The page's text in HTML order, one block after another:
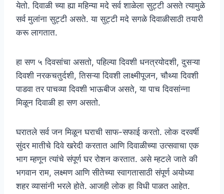
येतो. दिवाळी च्या ह्या महिन्या मदे सर्व शाळेला सुट्टी असते त्यामुळे
सर्व मुलांना सुट्टी असते. या सुट्टी मदे सगळे दिवाळीसाठी तयारी
करू लागतात.
हा सण ५ दिवसांचा असतो, पहिल्या दिवशी धनत्रयोदशी, दुसऱ्या
दिवशी नरकचतुर्दशी, तिसऱ्या दिवशी लाक्ष्मीपूजन, चौथ्या दिवशी
पाडवा तर पाचव्या दिवशी भाऊबीज असते, या पाच दिवसांन्ना
मिळून दिवाळी हा सण असतो.
घरातले सर्व जन मिळून घराची साफ-सफाई करतो. लोक दरवर्षी
सुंदर मातीचे दिवे खरेदी करतात आणि दिवाळीच्या उत्सवाचा एक
भाग म्हणून त्यांचे संपूर्ण घर रोशन करतात. असे म्हटले जाते की
भगवान राम, लक्ष्मण आणि सीतेच्या स्वागतासाठी संपूर्ण अयोध्या
शहर व्यासांनी भरले होते. आजही लोक हा विधी पाळत आहेत.